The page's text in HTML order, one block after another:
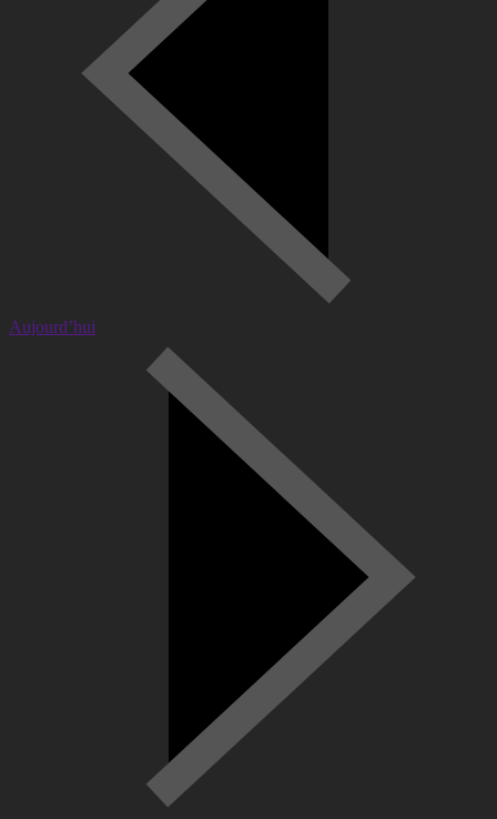
Aujourd’hui